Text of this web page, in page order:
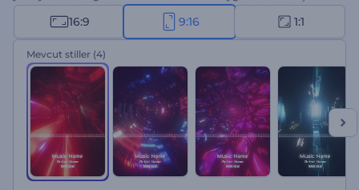
Müzikal eserlerinin etkisini artırmak isteyen müzisyenler, DJ'ler ve
içerik üreticilerinin mutlaka yararlanması gereken bir şablon.
Hemen oluşturun ve müziğinizi göz alıcı bir görsel-işitsel deneyime
dönüştürün!
16:9 9:16 1:1
Mevcut stiller (4)